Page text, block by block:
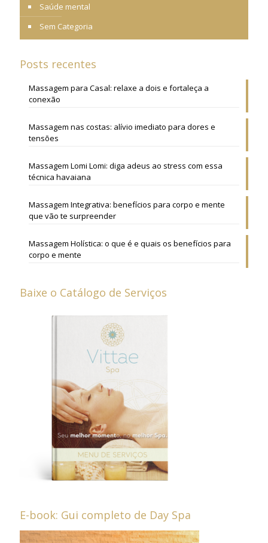
Saúde mental
Sem Categoria
Posts recentes
Massagem para Casal: relaxe a dois e fortaleça a
conexão
Massagem nas costas: alívio imediato para dores e
tensões
Massagem Lomi Lomi: diga adeus ao stress com essa
técnica havaiana
Massagem Integrativa: benefícios para corpo e mente
que vão te surpreender
Massagem Holística: o que é e quais os benefícios para
corpo e mente
Baixe o Catálogo de Serviços
E-book: Gui completo de Day Spa